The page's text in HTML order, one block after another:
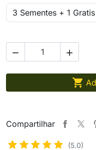
 

Compartilhar
(5.0)